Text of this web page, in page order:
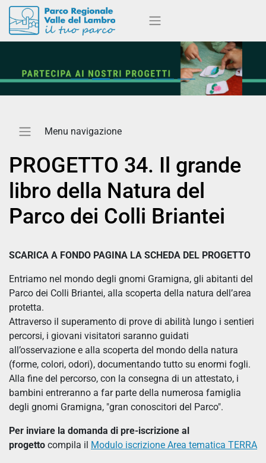
PROGETTO 34. Il grande
libro della Natura del
Parco dei Colli Briantei
SCARICA A FONDO PAGINA LA SCHEDA DEL PROGETTO
Entriamo nel mondo degli gnomi Gramigna, gli abitanti del
Parco dei Colli Briantei, alla scoperta della natura dell’area
protetta.
Attraverso il superamento di prove di abilità lungo i sentieri
percorsi, i giovani visitatori saranno guidati
all’osservazione e alla scoperta del mondo della natura
(forme, colori, odori), documentando tutto su enormi fogli.
Alla fine del percorso, con la consegna di un attestato, i
bambini entreranno a far parte della numerosa famiglia
degli gnomi Gramigna, "gran conoscitori del Parco".
Per inviare la domanda di pre-iscrizione al
progetto compila il Modulo iscrizione Area tematica TERRA